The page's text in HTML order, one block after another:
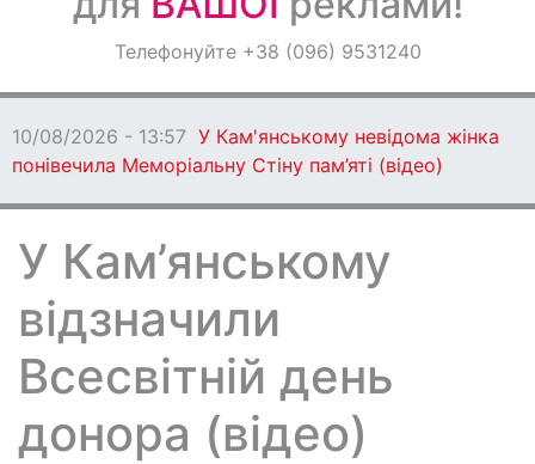
ОголошенняТелефонуйте +38 (096) 9531240
10/08/2026 - 13:57 У Кам'янському невідома жінка
понівечила Меморіальну Стіну пам’яті (відео)
У Кам’янському
відзначили
Всесвітній день
донора (відео)